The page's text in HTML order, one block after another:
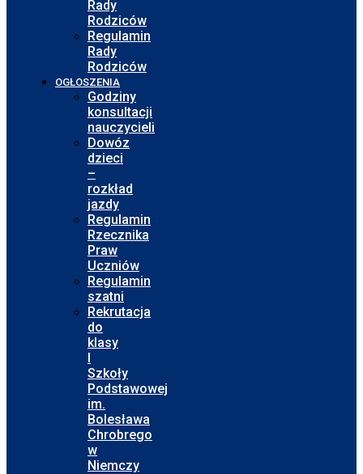
Rady
Rodziców
Regulamin
Rady
Rodziców
OGŁOSZENIA
Godziny
konsultacji
nauczycieli
Dowóz
dzieci
–
rozkład
jazdy
Regulamin
Rzecznika
Praw
Uczniów
Regulamin
szatni
Rekrutacja
do
klasy
I
Szkoły
Podstawowej
im.
Bolesława
Chrobrego
w
Niemczy